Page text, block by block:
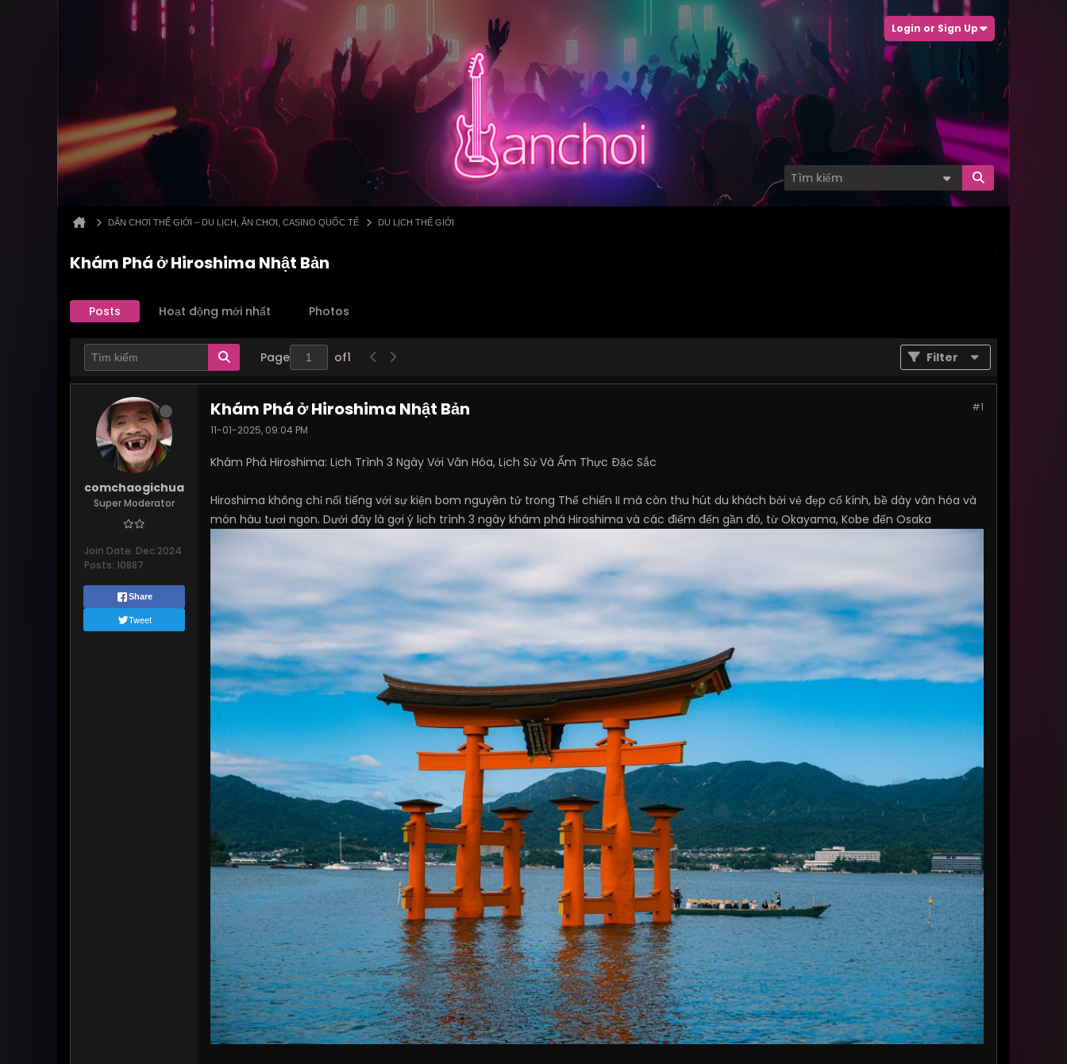
Login or Sign Up
DÂN CHƠI THẾ GIỚI – DU LỊCH, ĂN CHƠI, CASINO QUỐC TẾ DU LỊCH THẾ GIỚI
Khám Phá ở Hiroshima Nhật Bản
Posts Hoạt động mới nhất Photos
Page of1 Filter
comchaogichua
Super Moderator
Join Date: Dec 2024
Posts: 10887
Share
Tweet
#1
Khám Phá ở Hiroshima Nhật Bản
11-01-2025, 09:04 PM
Khám Phá Hiroshima: Lịch Trình 3 Ngày Với Văn Hóa, Lịch Sử Và Ẩm Thực Đặc Sắc
Hiroshima không chỉ nổi tiếng với sự kiện bom nguyên tử trong Thế chiến II mà còn thu hút du khách bởi vẻ đẹp cổ kính, bề dày văn hóa và
món hàu tươi ngon. Dưới đây là gợi ý lịch trình 3 ngày khám phá Hiroshima và các điểm đến gần đó, từ Okayama, Kobe đến Osaka